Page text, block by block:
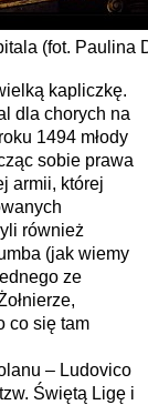
(fot. Paulina
kapliczkę.
dla chorych na
1494 młody
sobie prawa
armii, której
również
(jak wiemy
ze
co się tam
– Ludovico
Świętą Ligę i